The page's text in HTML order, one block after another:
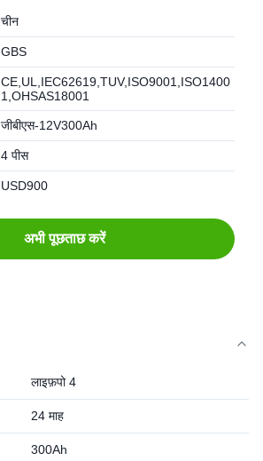
चीन
GBS
CE,UL,IEC62619,TUV,ISO9001,ISO1400
1,OHSAS18001
जीबीएस-12V300Ah
4 पीस
USD900
अभी पूछताछ करें
लाइफ़पो 4
24 माह
300Ah